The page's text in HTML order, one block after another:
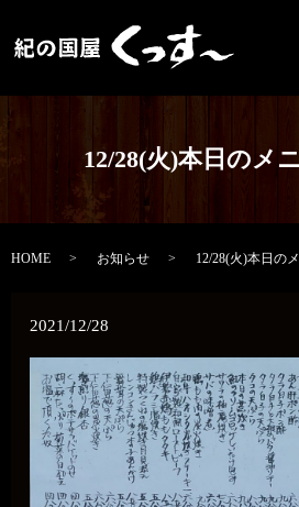
12/28(火)本日のメ
HOME お知らせ 12/28(火)本日の
2021/12/28